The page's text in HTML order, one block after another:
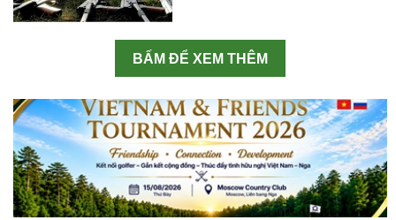
BẤM ĐỂ XEM THÊM